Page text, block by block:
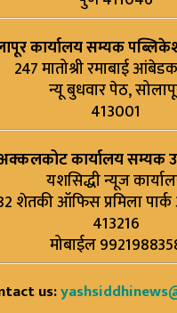
कार्यालय सम्यक
247 मातोश्री रमाबाई
न्यू बुधवार पेठ,
413001
कार्यालय सम्यक
यशसिद्धी न्यूज
शेतकी ऑफिस प्रमिला
413216
मोबाईल
us: